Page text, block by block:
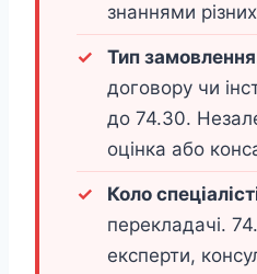
знаннями
Тип
договору чи
до 74.30.
оцінка або
Коло
перекладачі.
експерти,